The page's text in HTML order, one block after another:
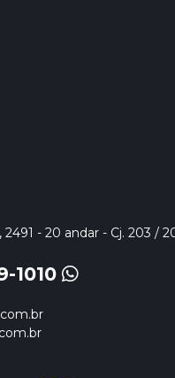
- 20 andar - Cj. 203 /
1010